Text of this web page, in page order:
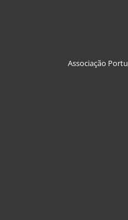
Associação